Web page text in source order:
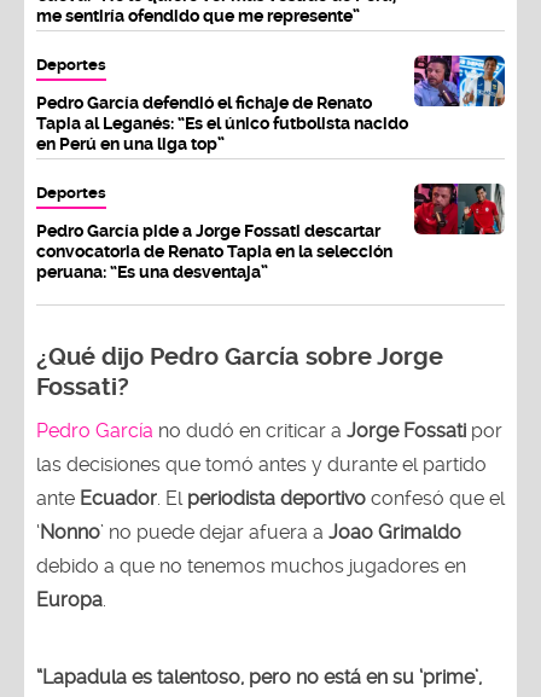
me sentiría ofendido que me represente”
Deportes
Pedro García defendió el fichaje de Renato
Tapia al Leganés: “Es el único futbolista nacido
en Perú en una liga top”
Deportes
Pedro García pide a Jorge Fossati descartar
convocatoria de Renato Tapia en la selección
peruana: “Es una desventaja”
¿Qué dijo Pedro García sobre Jorge
Fossati?
Pedro García no dudó en criticar a Jorge Fossati por
las decisiones que tomó antes y durante el partido
ante Ecuador . El periodista deportivo confesó que el
‘Nonno’ no puede dejar afuera a Joao Grimaldo
debido a que no tenemos muchos jugadores en
Europa
“Lapadula es talentoso, pero no está en su ‘prime’,